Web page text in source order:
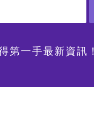
第一手最新資訊！